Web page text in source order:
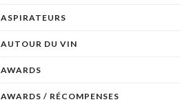
ASPIRATEURS
AUTOUR DU VIN
AWARDS
AWARDS / RÉCOMPENSES